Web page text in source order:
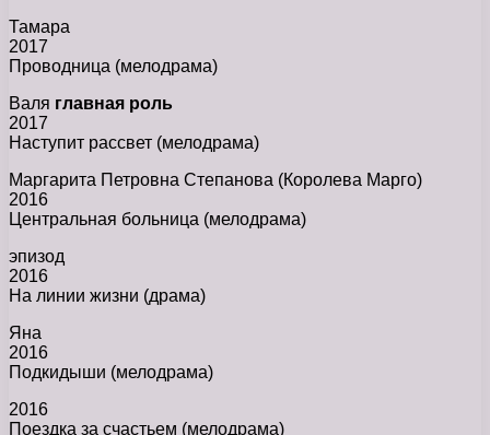
Тамара
2017
Проводница (мелодрама)
Валя главная роль
2017
Наступит рассвет (мелодрама)
Маргарита Петровна Степанова (Королева Марго)
2016
Центральная больница (мелодрама)
эпизод
2016
На линии жизни (драма)
Яна
2016
Подкидыши (мелодрама)
2016
Поездка за счастьем (мелодрама)